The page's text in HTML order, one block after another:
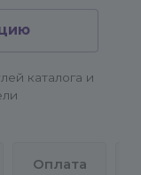
каталога и
Оплата